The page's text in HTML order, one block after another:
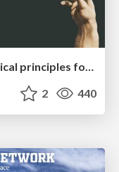
Navigating the moral maze — ethical principles for Al-driven product design
2 440